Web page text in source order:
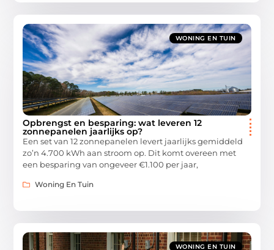
WONING EN TUIN
Opbrengst en besparing: wat leveren 12
zonnepanelen jaarlijks op?
Een set van 12 zonnepanelen levert jaarlijks gemiddeld
zo’n 4.700 kWh aan stroom op. Dit komt overeen met
een besparing van ongeveer €1.100 per jaar,
Woning En Tuin
WONING EN TUIN